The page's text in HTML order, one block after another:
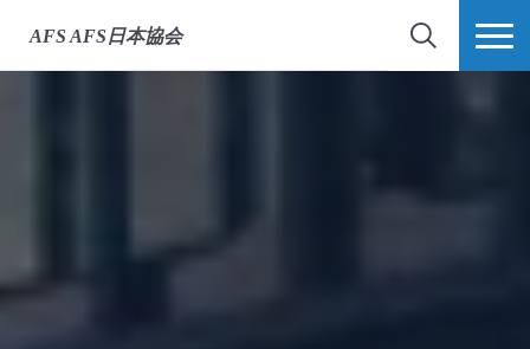
AFS AFS日本協会
検索 MORE